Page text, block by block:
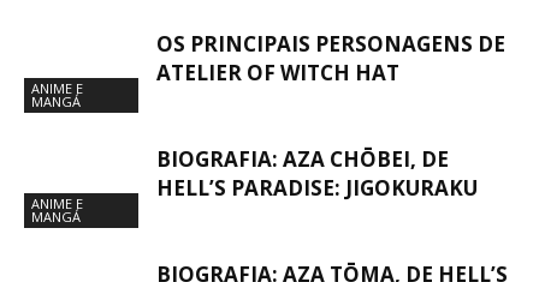
ANIME E
MANGÁ
OS PRINCIPAIS PERSONAGENS DE
ATELIER OF WITCH HAT
ANIME E
MANGÁ
BIOGRAFIA: AZA CHŌBEI, DE
HELL’S PARADISE: JIGOKURAKU
BIOGRAFIA: AZA TŌMA, DE HELL’S